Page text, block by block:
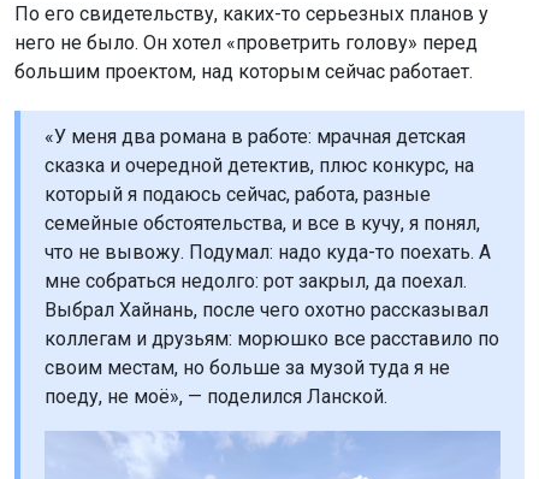
По его свидетельству, каких-то серьезных планов у
него не было. Он хотел «проветрить голову» перед
большим проектом, над которым сейчас работает.
«У меня два романа в работе: мрачная детская
сказка и очередной детектив, плюс конкурс, на
который я подаюсь сейчас, работа, разные
семейные обстоятельства, и все в кучу, я понял,
что не вывожу. Подумал: надо куда-то поехать. А
мне собраться недолго: рот закрыл, да поехал.
Выбрал Хайнань, после чего охотно рассказывал
коллегам и друзьям: морюшко все расставило по
своим местам, но больше за музой туда я не
поеду, не моё», — поделился Ланской.